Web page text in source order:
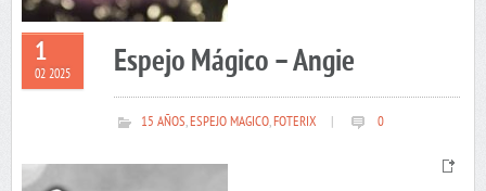
1
02 2025 Espejo Mágico – Angie
15 AÑOS,ESPEJO MAGICO,FOTERIX 0